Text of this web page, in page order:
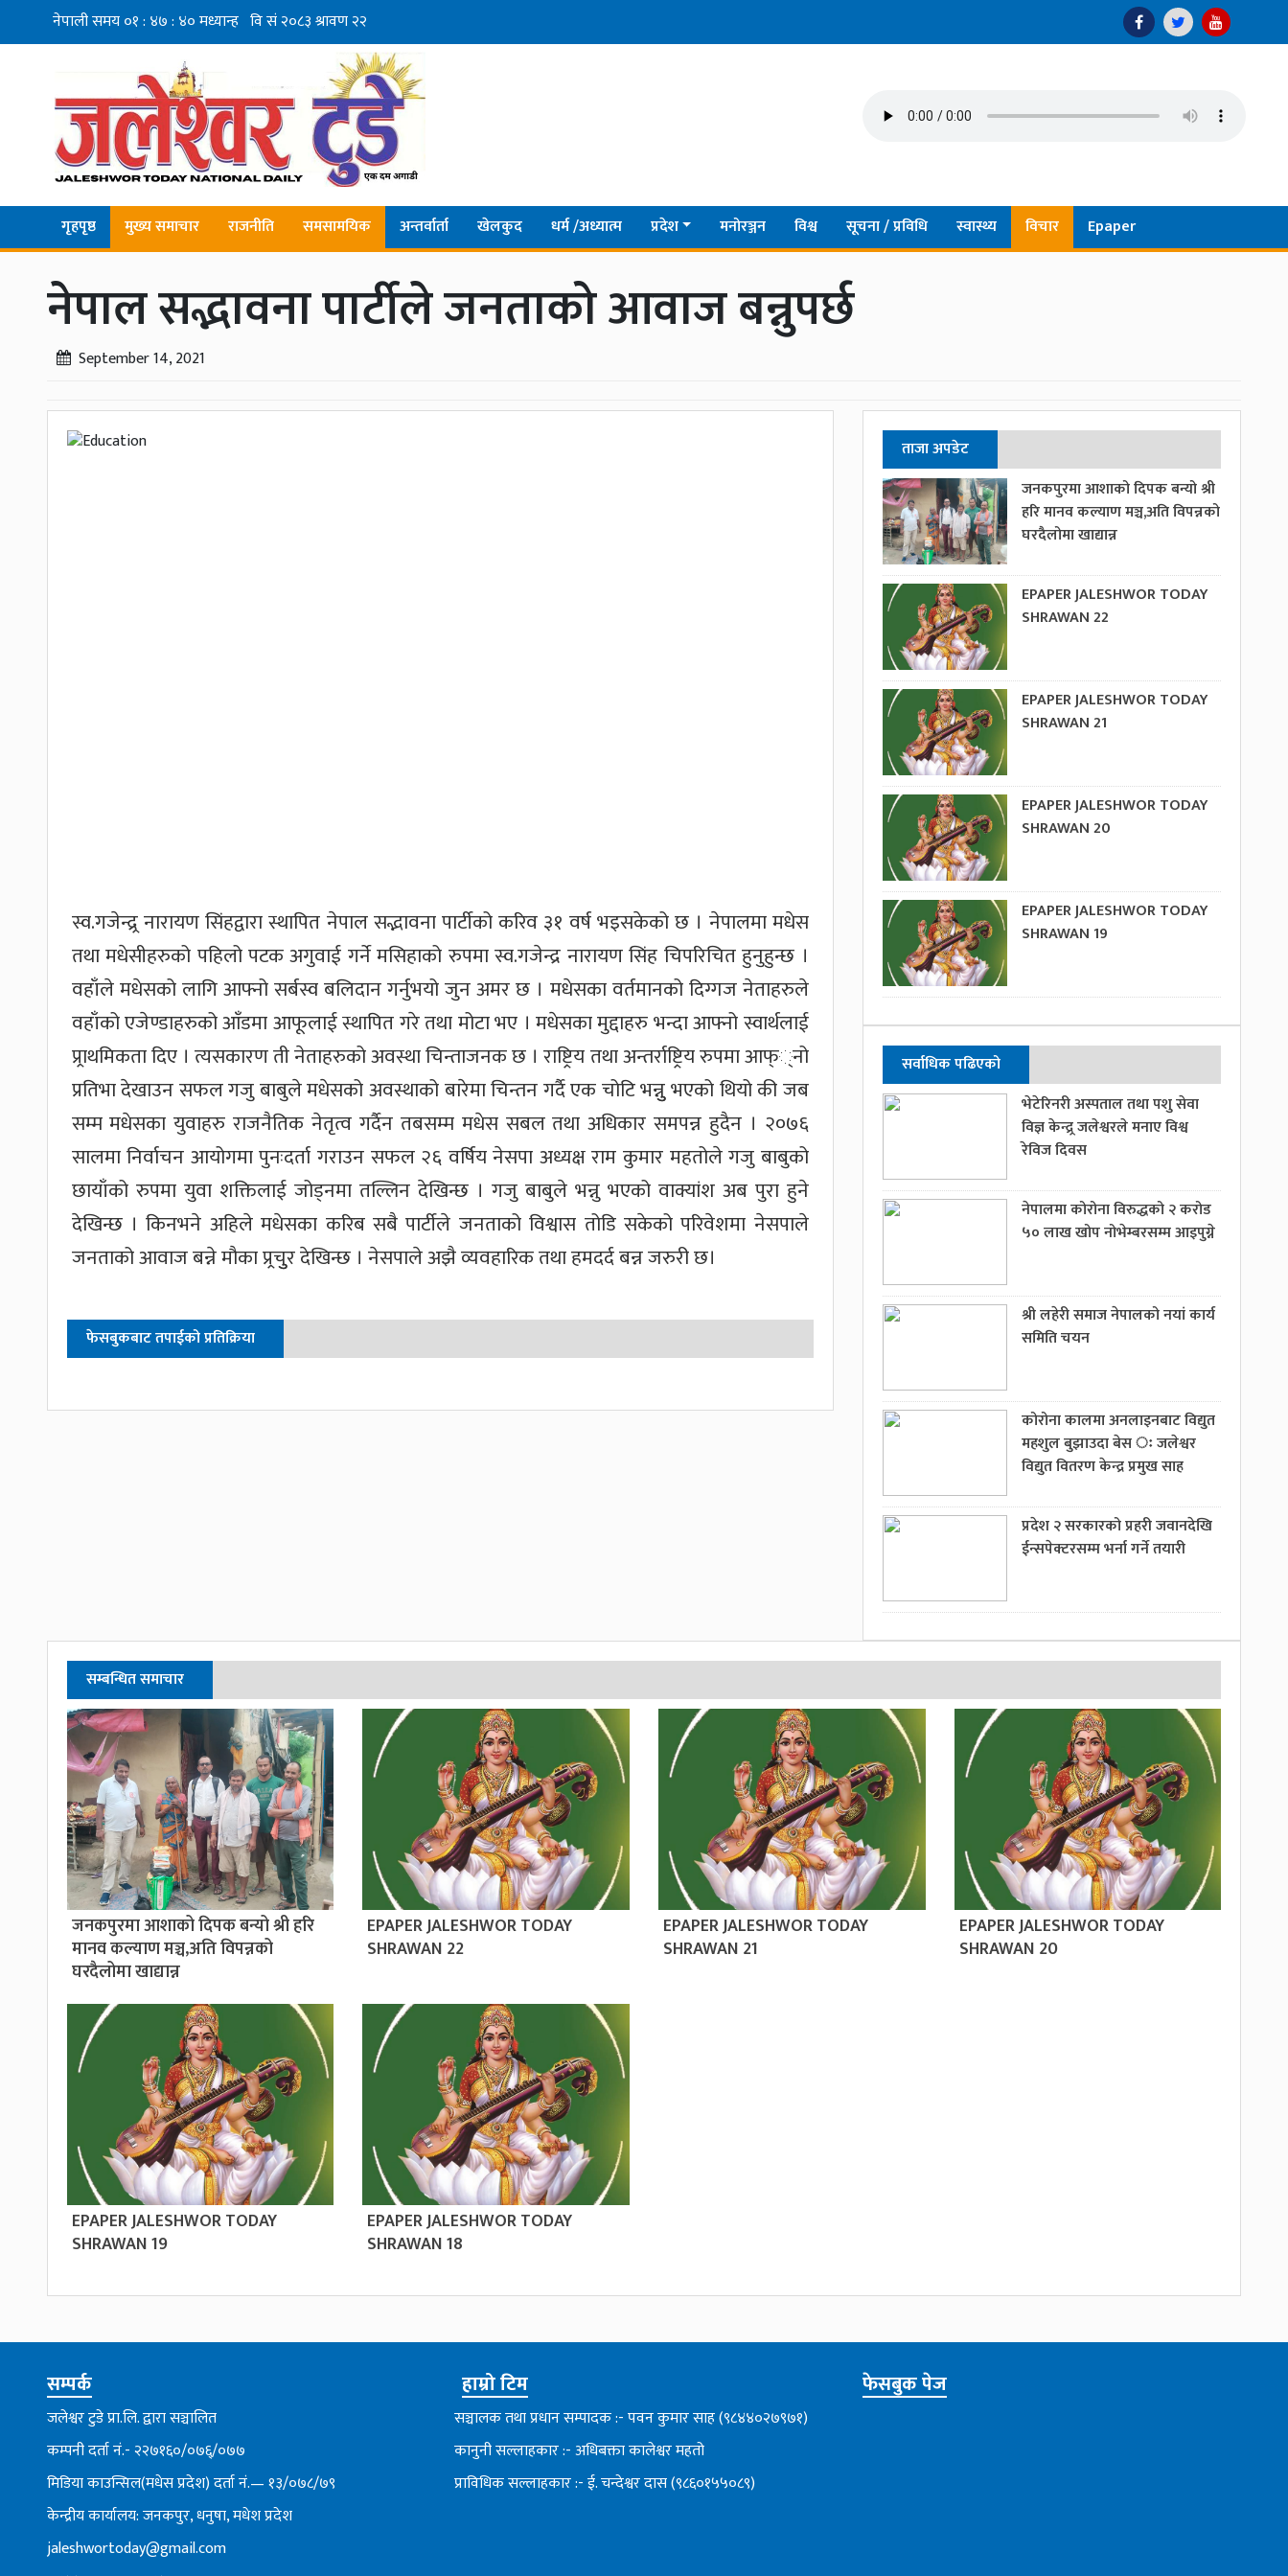
गृहपृष्ठ मुख्य समाचार राजनीति समसामयिक अन्तर्वार्ता खेलकुद धर्म /अध्यात्म प्रदेश मनोरञ्जन विश्व सूचना / प्रविधि स्वास्थ्य विचार Epaper
नेपाल सद्भावना पार्टीले जनताको आवाज बन्नुपर्छ
September 14, 2021
स्व.गजेन्द्र्र नारायण सिंहद्वारा स्थापित नेपाल सद्भावना पार्टीको करिव ३१ वर्ष भइसकेको छ । नेपालमा मधेस
तथा मधेसीहरुको पहिलो पटक अगुवाई गर्ने मसिहाको रुपमा स्व.गजेन्द्र नारायण सिंह चिपरिचित हुनुहुन्छ ।
वहाँले मधेसको लागि आफ्नो सर्बस्व बलिदान गर्नुभयो जुन अमर छ । मधेसका वर्तमानको दिग्गज नेताहरुले
वहाँको एजेण्डाहरुको आँडमा आफूलाई स्थापित गरे तथा मोटा भए । मधेसका मुद्दाहरु भन्दा आफ्नो स्वार्थलाई
प्र्राथमिकता दिए । त्यसकारण ती नेताहरुको अवस्था चिन्ताजनक छ । राष्ट्रिय तथा अन्तर्राष्ट्रिय रुपमा आफ््नो
प्रतिभा देखाउन सफल गजु बाबुले मधेसको अवस्थाको बारेमा चिन्तन गर्दै एक चोटि भन्नुु भएको थियो की जब
सम्म मधेसका युवाहरु राजनैतिक नेतृत्व गर्दैन तबसम्म मधेस सबल तथा अधिकार समपन्न हुदैन । २०७६
सालमा निर्वाचन आयोगमा पुनःदर्ता गराउन सफल २६ वर्षिय नेसपा अध्यक्ष राम कुमार महतोले गजु बाबुको
छायाँको रुपमा युवा शक्तिलाई जोड्नमा तल्लिन देखिन्छ । गजु बाबुले भन्नु भएको वाक्यांश अब पुरा हुने
देखिन्छ । किनभने अहिले मधेसका करिब सबै पार्टीले जनताको विश्वास तोडि सकेको परिवेशमा नेसपाले
जनताको आवाज बन्ने मौका प्र्रचुुर देखिन्छ । नेसपाले अझै व्यवहारिक तथा हमदर्द बन्न जरुरी छ।
फेसबुकबाट तपाईको प्रतिक्रिया
ताजा अपडेट
जनकपुरमा आशाको दिपक बन्यो श्री
हरि मानव कल्याण मञ्च,अति विपन्नको
घरदैलोमा खाद्यान्न
EPAPER JALESHWOR TODAY
SHRAWAN 22
EPAPER JALESHWOR TODAY
SHRAWAN 21
EPAPER JALESHWOR TODAY
SHRAWAN 20
EPAPER JALESHWOR TODAY
SHRAWAN 19
सर्वाधिक पढिएको
भेटेरिनरी अस्पताल तथा पशु सेवा
विज्ञ केन्द्र्र जलेश्वरले मनाए विश्व
रेविज दिवस
नेपालमा कोरोना विरुद्धको २ करोड
५० लाख खोप नोभेम्बरसम्म आइपुग्ने
श्री लहेरी समाज नेपालको नयां कार्य
समिति चयन
कोरोना कालमा अनलाइनबाट विद्युत
महशुल बुझाउदा बेस ः जलेश्वर
विद्युत वितरण केन्द्र प्रमुख साह
प्रदेश २ सरकारको प्रहरी जवानदेखि
ईन्सपेक्टरसम्म भर्ना गर्ने तयारी
सम्बन्धित समाचार
जनकपुरमा आशाको दिपक बन्यो श्री हरि
मानव कल्याण मञ्च,अति विपन्नको
घरदैलोमा खाद्यान्न
EPAPER JALESHWOR TODAY
SHRAWAN 22
EPAPER JALESHWOR TODAY
SHRAWAN 21
EPAPER JALESHWOR TODAY
SHRAWAN 20
EPAPER JALESHWOR TODAY
SHRAWAN 19
EPAPER JALESHWOR TODAY
SHRAWAN 18
सम्पर्क
जलेश्वर टुडे प्रा.लि. द्वारा सञ्चालित
कम्पनी दर्ता नं.- २२७१६०/०७६्/०७७
मिडिया काउन्सिल(मधेस प्रदेश) दर्ता नं.— १३/०७८/७९
केन्द्रीय कार्यालय: जनकपुर, धनुषा, मधेश प्रदेश
jaleshwortoday@gmail.com
हाम्रो टिम
सञ्चालक तथा प्रधान सम्पादक :- पवन कुमार साह (९८४४०२७९७१)
कानुनी सल्लाहकार :- अधिबक्ता कालेश्वर महतो
प्राविधिक सल्लाहकार :- ई. चन्देश्वर दास (९८६०१५५०८९)
फेसबुक पेज